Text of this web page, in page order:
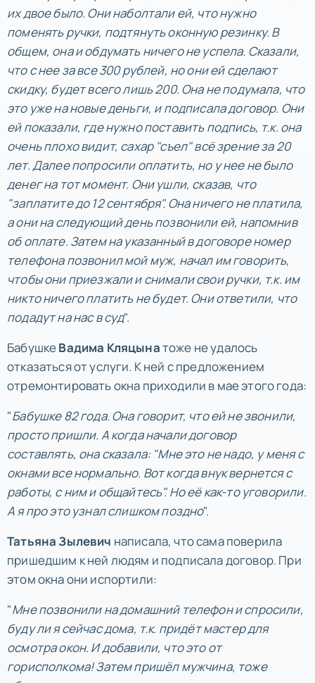
их двое было. Они наболтали ей, что нужно
поменять ручки, подтянуть оконную резинку. В
общем, она и обдумать ничего не успела. Сказали,
что с нее за все 300 рублей, но они ей сделают
скидку, будет всего лишь 200. Она не подумала, что
это уже на новые деньги, и подписала договор. Они
ей показали, где нужно поставить подпись, т.к. она
очень плохо видит, сахар "съел" всё зрение за 20
лет. Далее попросили оплатить, но у нее не было
денег на тот момент. Они ушли, сказав, что
"заплатите до 12 сентября". Она ничего не платила,
а они на следующий день позвонили ей, напомнив
об оплате. Затем на указанный в договоре номер
телефона позвонил мой муж, начал им говорить,
чтобы они приезжали и снимали свои ручки, т.к. им
никто ничего платить не будет. Они ответили, что
подадут на нас в суд".
БабушкеВадима Кляцынатоже не удалось
отказаться от услуги. К ней с предложением
отремонтировать окна приходили в мае этого года:
"Бабушке 82 года. Она говорит, что ей не звонили,
просто пришли. А когда начали договор
составлять, она сказала: "Мне это не надо, у меня с
окнами все нормально. Вот когда внук вернется с
работы, с ним и общайтесь". Но её как-то уговорили.
А я про это узнал слишком поздно".
Татьяна Зылевич написала, что сама поверила
пришедшим к ней людям и подписала договор. При
этом окна они испортили:
"Мне позвонили на домашний телефон и спросили,
буду ли я сейчас дома, т.к. придёт мастер для
осмотра окон. И добавили, что это от
горисполкома! Затем пришёл мужчина, тоже